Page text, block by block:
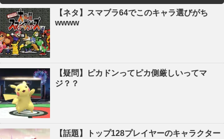
【ネタ】スマブラ64でこのキャラ選びがち
wwww
【疑問】ピカドンってピカ側厳しいってマ
ジ？？
【話題】トップ128プレイヤーのキャラクター